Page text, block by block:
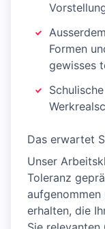
Formen
gewisses
Das erwartet
Unser
Toleranz
erhalten, die